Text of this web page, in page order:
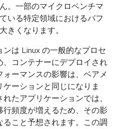
。一部のマイクロベンチマ
いる特定領域におけるパフ
きくなります。
は Linux の一般的なプロセ
コンテナーにデプロイされ
ーマンスの影響は、ベアメ
ーションと同じになりま
たアプリケーションでは、
頻度が増えるため、その影
こと予想されます。この調